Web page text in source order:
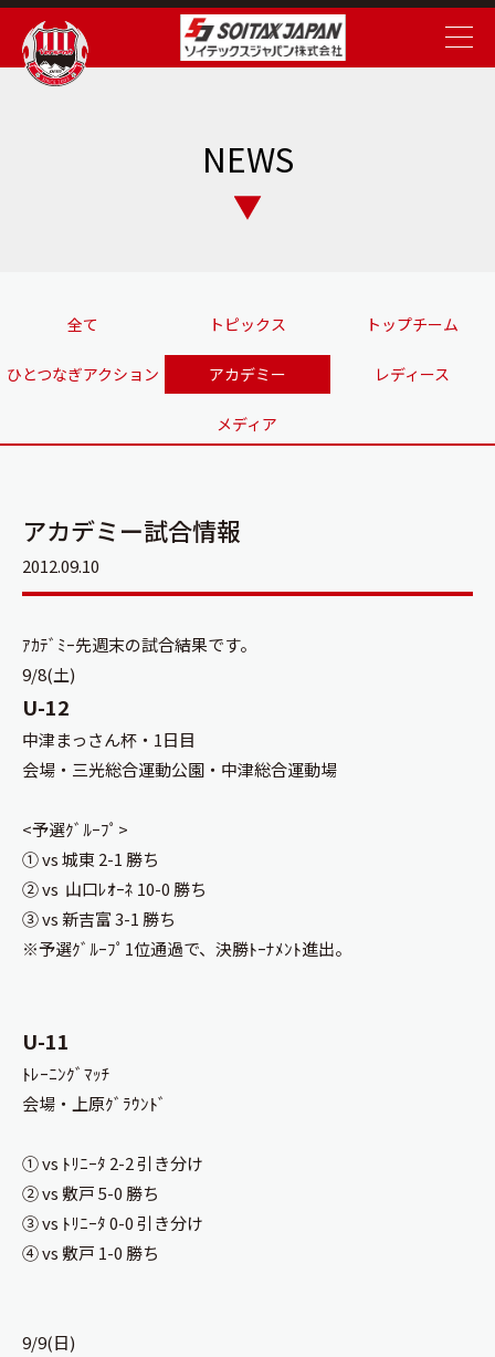
NEWS
全て トピックス トップチーム
ひとつなぎアクション アカデミー レディース
メディア
アカデミー試合情報
2012.09.10
ｱｶﾃﾞﾐｰ先週末の試合結果です。
9/8(土)
U-12
中津まっさん杯・1日目
会場・三光総合運動公園・中津総合運動場
<予選ｸﾞﾙｰﾌﾟ>
① vs 城東 2-1 勝ち
② vs 山口ﾚｵｰﾈ 10-0 勝ち
③ vs 新吉富 3-1 勝ち
※予選ｸﾞﾙｰﾌﾟ1位通過で、決勝ﾄｰﾅﾒﾝﾄ進出。
U-11
ﾄﾚｰﾆﾝｸﾞﾏｯﾁ
会場・上原ｸﾞﾗｳﾝﾄﾞ
① vs ﾄﾘﾆｰﾀ 2-2 引き分け
② vs 敷戸 5-0 勝ち
③ vs ﾄﾘﾆｰﾀ 0-0 引き分け
④ vs 敷戸 1-0 勝ち
9/9(日)